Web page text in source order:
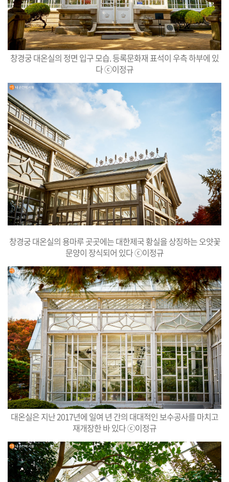
창경궁 대온실의 정면 입구 모습. 등록문화재 표석이 우측 하부에 있
다 ⓒ이정규
창경궁 대온실의 용마루 곳곳에는 대한제국 황실을 상징하는 오얏꽃
문양이 장식되어 있다 ⓒ이정규
대온실은 지난 2017년에 일여 년 간의 대대적인 보수공사를 마치고
재개장한 바 있다 ⓒ이정규